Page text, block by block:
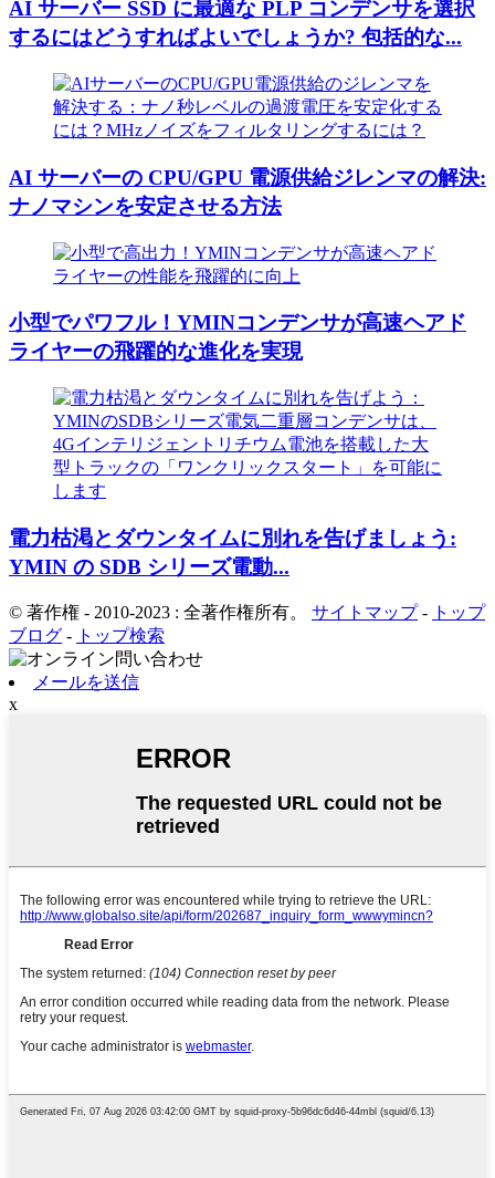
AI サーバー SSD に最適な PLP コンデンサを選択
するにはどうすればよいでしょうか? 包括的な...
AI サーバーの CPU/GPU 電源供給ジレンマの解決:
ナノマシンを安定させる方法
小型でパワフル！YMINコンデンサが高速ヘアド
ライヤーの飛躍的な進化を実現
電力枯渇とダウンタイムに別れを告げましょう:
YMIN の SDB シリーズ電動...
© 著作権 - 2010-2023 : 全著作権所有。 サイトマップ- トップ
ブログ - トップ検索
メールを送信
x